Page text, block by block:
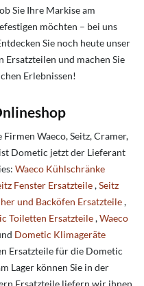
Sie Ihre Markise am
möchten – bei uns
Sie noch heute unser
und machen Sie
Erlebnissen!
Waeco, Seitz, Cramer,
Dometic jetzt der Lieferant
Waeco Kühlschränke
Fenster Ersatzteile,Seitz
und Backöfen Ersatzteile,
Toiletten Ersatzteile,Waeco
Dometic Klimageräte
Ersatzteile für die Dometic
Lager können Sie in der
Ersatzteile liefern wir ihnen